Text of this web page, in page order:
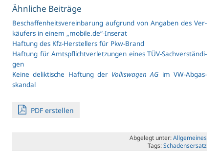
Ähn­li­che Bei­trä­ge
Be­schaf­fen­heits­ver­ein­ba­rung auf­grund von An­ga­ben des Ver­
käu­fers in ei­nem „mobile.​de“-In­se­rat
Haf­tung des Kfz-Her­stel­lers für Pkw-Brand
Haf­tung für Amts­pflicht­ver­let­zun­gen ei­nes TÜV-Sach­ver­stän­di­
gen
Kei­ne de­lik­ti­sche Haf­tung der Volks­wa­gen AG im VW-Ab­gas­
skan­dal
PDF er­stel­len
Ab­ge­legt un­ter:All­ge­mei­nes
Tags:Scha­dens­er­satz